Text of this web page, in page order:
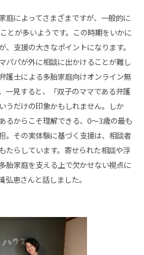
庭によってさまざまですが、一般的に
とが多いようです。この時期をいかに
支援の大きなポイントになります。
パパが外に相談に出かけることが難し
護士による多胎家庭向けオンライン無
一見すると、「双子のママである弁護
うだけの印象かもしれません。しか
るからこそ理解できる、 0～3歳の最も
。その実体験に基づく支援は、相談者
たらしています。寄せられた相談や浮
胎家庭を支える上で欠かせない視点に
恵さんと話しました。